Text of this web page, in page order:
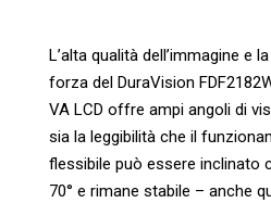
L’alta qualità dell’immagine e
forza del DuraVision
VA LCD offre ampi angoli di
sia la leggibilità che il
flessibile può essere inclinato
70° e rimane stabile – anche